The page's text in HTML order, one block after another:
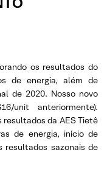
os resultados do
de energia, além de
de 2020. Nosso novo
unit anteriormente).
resultados da AES Tietê
de energia, início de
resultados sazonais de